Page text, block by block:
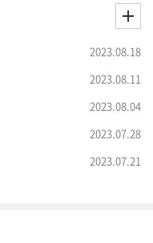
2023.08.18
2023.08.11
2023.08.04
2023.07.28
2023.07.21